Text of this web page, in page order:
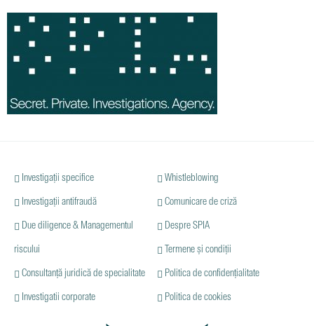
Investigații specifice Whistleblowing
Investigații antifraudă Comunicare de criză
Due diligence & Managementul
riscului
Despre SPIA
Termene și condiții
Consultanță juridică de specialitate Politica de confidențialitate
Investigatii corporate Politica de cookies